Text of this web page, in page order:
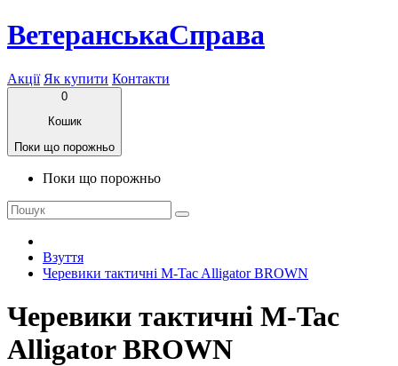
ВетеранськаСправа
Акції Як купити Контакти
0
Кошик
Поки що порожньо
Поки що порожньо
Взуття
Черевики тактичні M-Tac Alligator BROWN
Черевики тактичні M-Tac
Alligator BROWN